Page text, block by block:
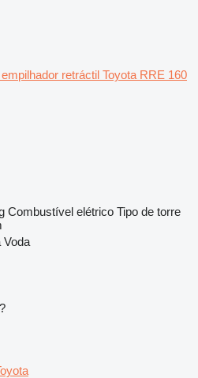
empilhador retráctil Toyota RRE 160
Combustível elétrico Tipo de torre
Voda